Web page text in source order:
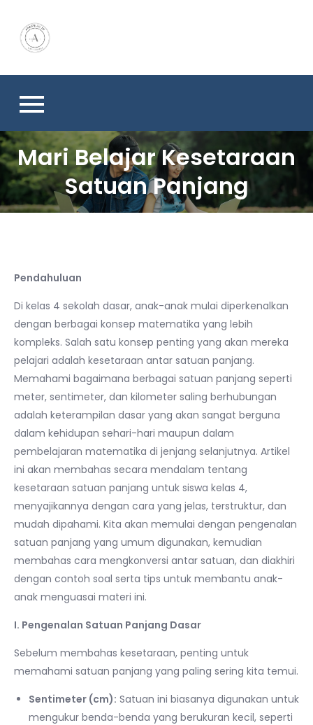
content
Mari Belajar Kesetaraan
Satuan Panjang
Pendahuluan
Di kelas 4 sekolah dasar, anak-anak mulai diperkenalkan
dengan berbagai konsep matematika yang lebih
kompleks. Salah satu konsep penting yang akan mereka
pelajari adalah kesetaraan antar satuan panjang.
Memahami bagaimana berbagai satuan panjang seperti
meter, sentimeter, dan kilometer saling berhubungan
adalah keterampilan dasar yang akan sangat berguna
dalam kehidupan sehari-hari maupun dalam
pembelajaran matematika di jenjang selanjutnya. Artikel
ini akan membahas secara mendalam tentang
kesetaraan satuan panjang untuk siswa kelas 4,
menyajikannya dengan cara yang jelas, terstruktur, dan
mudah dipahami. Kita akan memulai dengan pengenalan
satuan panjang yang umum digunakan, kemudian
membahas cara mengkonversi antar satuan, dan diakhiri
dengan contoh soal serta tips untuk membantu anak-
anak menguasai materi ini.
I. Pengenalan Satuan Panjang Dasar
Sebelum membahas kesetaraan, penting untuk
memahami satuan panjang yang paling sering kita temui.
Sentimeter (cm): Satuan ini biasanya digunakan untuk
mengukur benda-benda yang berukuran kecil, seperti